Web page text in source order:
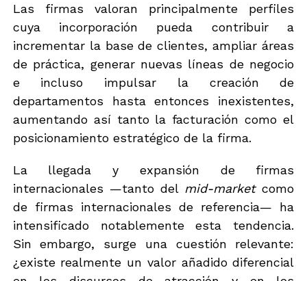
Las firmas valoran principalmente perfiles
cuya incorporación pueda contribuir a
incrementar la base de clientes, ampliar áreas
de práctica, generar nuevas líneas de negocio
e incluso impulsar la creación de
departamentos hasta entonces inexistentes,
aumentando así tanto la facturación como el
posicionamiento estratégico de la firma.
La llegada y expansión de firmas
internacionales —tanto del mid-marketcomo
de firmas internacionales de referencia— ha
intensificado notablemente esta tendencia.
Sin embargo, surge una cuestión relevante:
¿existe realmente un valor añadido diferencial